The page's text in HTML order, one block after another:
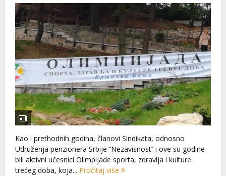
Kao i prethodnih godina, članovi Sindikata, odnosno
Udruženja penzionera Srbije ‘’Nezavisnost’’ i ove su godine
bili aktivni učesnici Olimpijade sporta, zdravlja i kulture
trećeg doba, koja... Pročitaj više